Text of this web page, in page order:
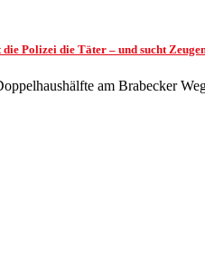
Polizei die Täter – und sucht
am Brabecker